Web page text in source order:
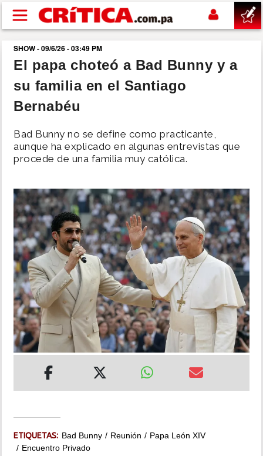
Pasar al contenido principal
buscar
SUCESOS
POLÍTICA
DEPORTES
MUNDO
INSÓLITAS
MULTIMEDIA
IMPRESO
SHOW - 09/6/26 - 03:49 PM
El papa choteó a Bad Bunny y a
su familia en el Santiago
Bernabéu
Bad Bunny no se define como practicante,
aunque ha explicado en algunas entrevistas que
procede de una familia muy católica.
ETIQUETAS: Bad Bunny Reunión
Papa León XIV
Encuentro Privado